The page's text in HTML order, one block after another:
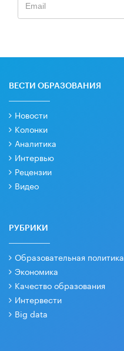
ВЕСТИ ОБРАЗОВАНИЯ
Новости
Колонки
Аналитика
Интервью
Рецензии
Видео
РУБРИКИ
Образовательная политика
Экономика
Качество образования
Интервести
Big data